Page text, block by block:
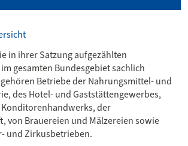
in ihrer Satzung aufgezählten
gesamten Bundesgebiet sachlich
Betriebe der Nahrungsmittel- und
des Hotel- und Gaststättengewerbes,
Konditorenhandwerks, der
von Brauereien und Mälzereien sowie
und Zirkusbetrieben.